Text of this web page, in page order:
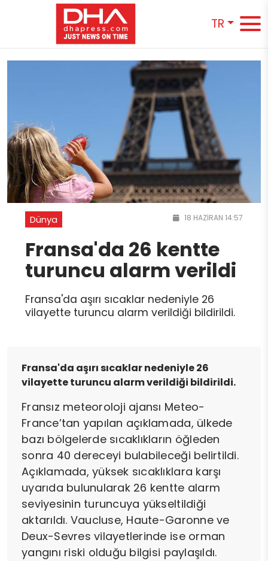
TR
Dünya 18 HAZIRAN 14:57
Fransa'da 26 kentte
turuncu alarm verildi
Fransa'da aşırı sıcaklar nedeniyle 26
vilayette turuncu alarm verildiği bildirildi.
Fransa'da aşırı sıcaklar nedeniyle 26
vilayette turuncu alarm verildiği bildirildi.
Fransız meteoroloji ajansı Meteo-
France’tan yapılan açıklamada, ülkede
bazı bölgelerde sıcaklıkların öğleden
sonra 40 dereceyi bulabileceği belirtildi.
Açıklamada, yüksek sıcaklıklara karşı
uyarıda bulunularak 26 kentte alarm
seviyesinin turuncuya yükseltildiği
aktarıldı. Vaucluse, Haute-Garonne ve
Deux-Sevres vilayetlerinde ise orman
yangını riski olduğu bilgisi paylaşıldı.